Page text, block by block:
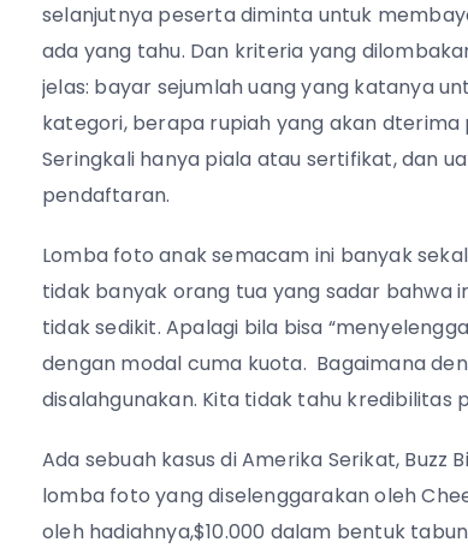
selanjutnya peserta diminta untuk
ada yang tahu. Dan kriteria yang
jelas: bayar sejumlah uang yang katanya
kategori, berapa rupiah yang akan
Seringkali hanya piala atau sertifikat, dan
pendaftaran.
Lomba foto anak semacam ini banyak
tidak banyak orang tua yang sadar bahwa
tidak sedikit. Apalagi bila bisa
dengan modal cuma kuota. Bagaimana
disalahgunakan. Kita tidak tahu
Ada sebuah kasus di Amerika Serikat,
lomba foto yang diselenggarakan oleh
oleh hadiahnya,$10.000 dalam bentuk